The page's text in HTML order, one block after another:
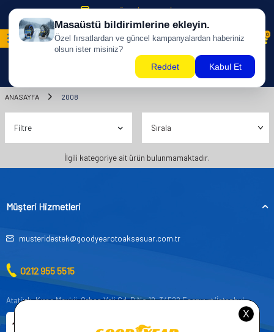
500 TL ÜZERİ KARGO BİZDEN !
0
ANASAYFA 2008
Filtre
İlgili kategoriye ait ürün bulunmamaktadır.
Müşteri Hizmetleri
musteridestek@goodyearotoaksesuar.com.tr
0212 955 5515
Atatürk, Kıraç Mevkii, Orhan Veli Cd. D:No:19, 34522 Esenyurt/İstanbul